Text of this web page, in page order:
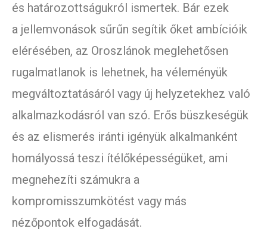
és határozottságukról ismertek. Bár ezek
a jellemvonások sűrűn segítik őket ambícióik
elérésében, az Oroszlánok meglehetősen
rugalmatlanok is lehetnek, ha véleményük
megváltoztatásáról vagy új helyzetekhez való
alkalmazkodásról van szó. Erős büszkeségük
és az elismerés iránti igényük alkalmanként
homályossá teszi ítélőképességüket, ami
megnehezíti számukra a
kompromisszumkötést vagy más
nézőpontok elfogadását.